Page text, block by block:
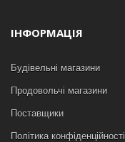
ІНФОРМАЦІЯ
Будівельні магазини
Продовольчі магазини
Поставщики
Політика конфіденційності